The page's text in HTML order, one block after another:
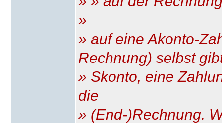
»
» auf eine Akonto-
Rechnung) selbst
» Skonto, eine
die
» (End-)Rechnung.